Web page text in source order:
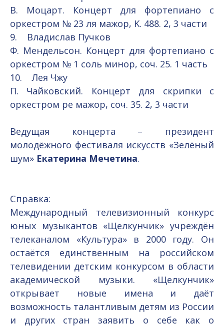
В. Моцарт. Концерт для фортепиано с
оркестром № 23 ля мажор, K. 488. 2, 3 части
9. Владислав Пучков
Ф. Мендельсон. Концерт для фортепиано с
оркестром № 1 соль минор, соч. 25. 1 часть
10. Лея Чжу
П. Чайковский. Концерт для скрипки с
оркестром ре мажор, соч. 35. 2, 3 части
Ведущая концерта – президент
молодёжного фестиваля искусств «Зелёный
шум» Екатерина Мечетина.
Справка:
Международный телевизионный конкурс
юных музыкантов «Щелкунчик» учреждён
телеканалом «Культура» в 2000 году. Он
остаётся единственным на российском
телевидении детским конкурсом в области
академической музыки. «Щелкунчик»
открывает новые имена и даёт
возможность талантливым детям из России
и других стран заявить о себе как о